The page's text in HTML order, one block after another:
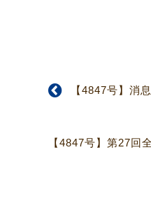
【4847号】消息